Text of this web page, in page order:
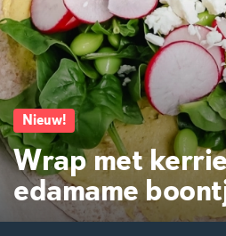
Nieuw!
Wrap met
edamame